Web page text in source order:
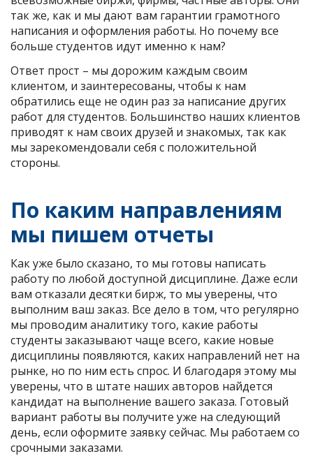
так же, как и мы дают вам гарантии грамотного
написания и оформления работы. Но почему все
больше студентов идут именно к нам?
Ответ прост – мы дорожим каждым своим
клиентом, и заинтересованы, чтобы к нам
обратились еще не один раз за написание других
работ для студентов. Большинство наших клиентов
приводят к нам своих друзей и знакомых, так как
мы зарекомендовали себя с положительной
стороны.
По каким направлениям
мы пишем отчеты
Как уже было сказано, то мы готовы написать
работу по любой доступной дисциплине. Даже если
вам отказали десятки бирж, то мы уверены, что
выполним ваш заказ. Все дело в том, что регулярно
мы проводим аналитику того, какие работы
студенты заказывают чаще всего, какие новые
дисциплины появляются, каких направлений нет на
рынке, но по ним есть спрос. И благодаря этому мы
уверены, что в штате наших авторов найдется
кандидат на выполнение вашего заказа. Готовый
вариант работы вы получите уже на следующий
день, если оформите заявку сейчас. Мы работаем со
срочными заказами.